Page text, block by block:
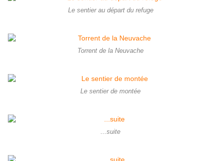
Le sentier au départ du refuge
Torrent de la Neuvache
Le sentier de montée
...suite